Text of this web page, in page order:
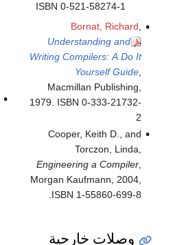
ISBN 0-521-58274-1
Bornat, Richard
Understanding and
Writing Compilers: A Do It
Yourself Guide,
Macmillan Publishing,
1979. ISBN 0-333-21732-
2
Cooper, Keith D., and
Torczon, Linda,
Engineering a Compiler,
Morgan Kaufmann, 2004,
ISBN 1-55860-699-8.
وصلات خارجية